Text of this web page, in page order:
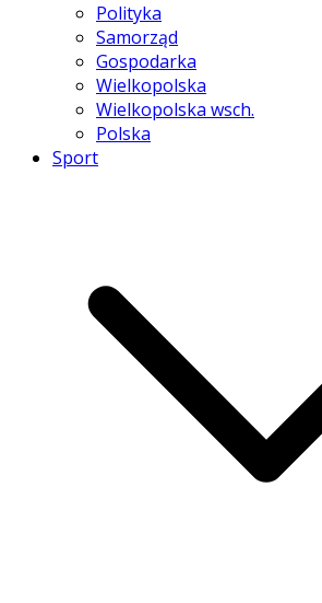
Polityka
Samorząd
Gospodarka
Wielkopolska
Wielkopolska wsch.
Polska
Sport